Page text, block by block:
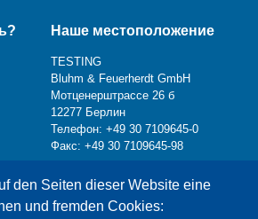
den Seiten dieser Website eine
und fremden Cookies:
Наше местоположение
TESTING
Bluhm & Feuerherdt GmbH
Мотценерштрассе 26 б
12277 Берлин
Телефон: +49 30 7109645-0
Факс: +49 30 7109645-98
info@testing.de